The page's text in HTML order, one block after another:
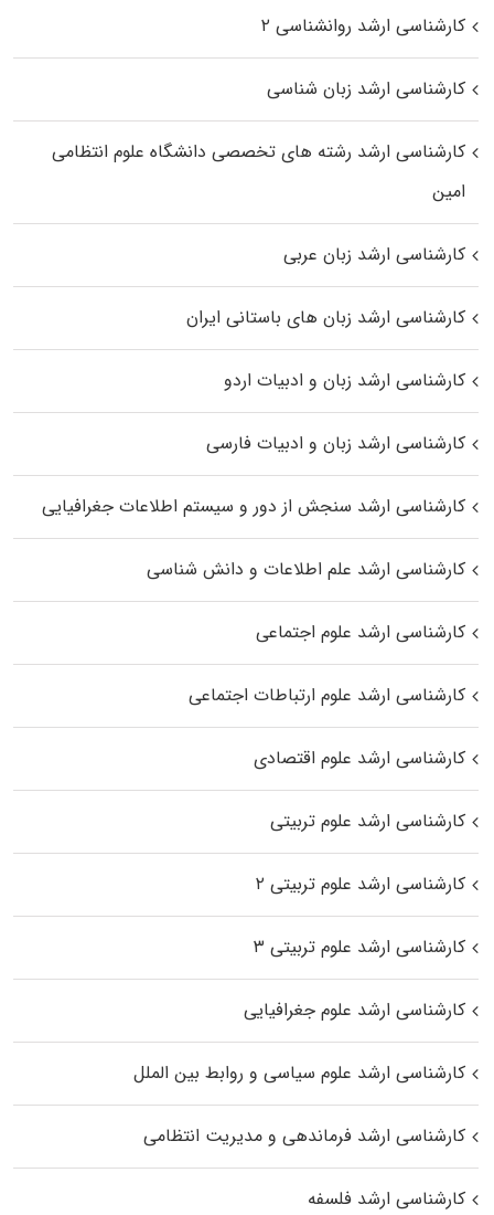
کارشناسی ارشد روانشناسی ۲
کارشناسی ارشد زبان شناسی
کارشناسی ارشد رﺷﺘﻪ ﻫﺎی تخصصی داﻧﺸﮕﺎه ﻋﻠﻮم انتظامی
اﻣﻴﻦ
کارشناسی ارشد زبان عربی
کارشناسی ارشد زبان‌ های باستانی ایران
کارشناسی ارشد زبان و ادبیات اردو
کارشناسی ارشد زبان و ادبیات فارسی
کارشناسی ارشد سنجش از دور و سیستم اطلاعات جغرافیایی
کارشناسی ارشد علم اطلاعات و دانش شناسی
کارشناسی ارشد علوم اجتماعی
کارشناسی ارشد علوم ارتباطات اجتماعی
کارشناسی ارشد علوم اقتصادی
کارشناسی ارشد علوم تربیتی
کارشناسی ارشد علوم تربیتی ۲
کارشناسی ارشد علوم تربیتی ۳
کارشناسی ارشد علوم جغرافیایی
کارشناسی ارشد علوم سیاسی و روابط بین الملل
کارشناسی ارشد فرماندهی و مدیریت انتظامی
کارشناسی ارشد فلسفه